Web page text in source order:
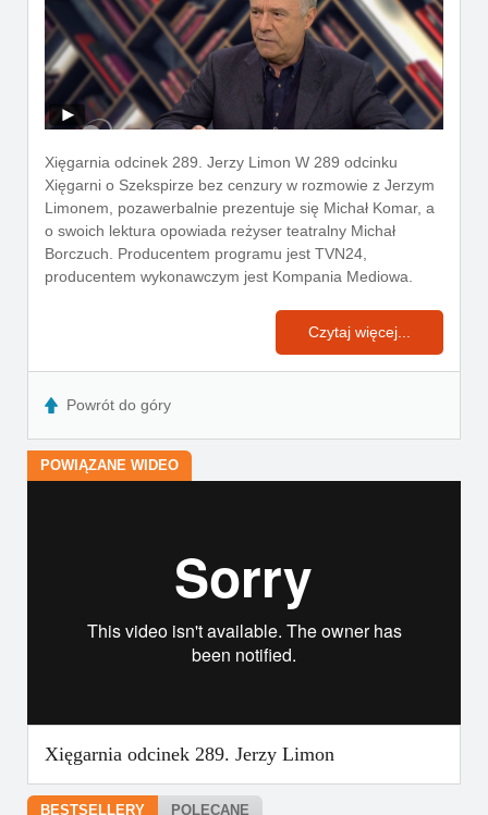
Xięgarnia odcinek 289. Jerzy Limon W 289 odcinku
Xięgarni o Szekspirze bez cenzury w rozmowie z Jerzym
Limonem, pozawerbalnie prezentuje się Michał Komar, a
o swoich lektura opowiada reżyser teatralny Michał
Borczuch. Producentem programu jest TVN24,
producentem wykonawczym jest Kompania Mediowa.
Czytaj więcej...
Powrót do góry
POWIĄZANE WIDEO
Xięgarnia odcinek 289. Jerzy Limon
BESTSELLERY POLECANE